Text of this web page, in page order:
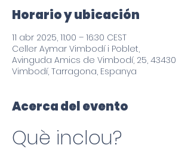
Horario y ubicación
11 abr 2025, 11:00 – 16:30 CEST
Celler Aymar Vimbodí i Poblet,
Avinguda Amics de Vimbodí, 25, 43430
Vimbodí, Tarragona, Espanya
Acerca del evento
Què inclou?